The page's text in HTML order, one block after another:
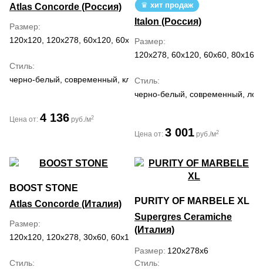
Atlas Concorde (Россия)
Размер
120x120, 120x278, 60x120, 60x60, 80x160, 80x80
Стиль
черно-белый, современный, классический
Цена от: 4 136 руб./м2
хит продаж
Italon (Россия)
Размер
120x278, 60x120, 60x60, 80x160
Стиль
черно-белый, современный,
Цена от: 3 001 руб./м2
BOOST STONE
Atlas Concorde (Италия)
Размер
120x120, 120x278, 30x60, 60x120, 60x60
Стиль
PURITY OF MARBELE XL
Supergres Ceramiche
(Италия)
Размер 120x278x6
Стиль